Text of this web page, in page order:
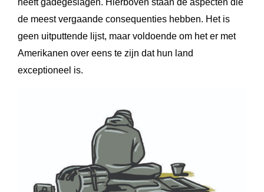
heeft gadegeslagen. Hierboven staan de aspecten die
de meest vergaande consequenties hebben. Het is
geen uitputtende lijst, maar voldoende om het er met
Amerikanen over eens te zijn dat hun land
exceptioneel is.